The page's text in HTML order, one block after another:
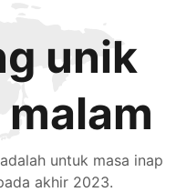
unik
untuk masa inap
akhir 2023.